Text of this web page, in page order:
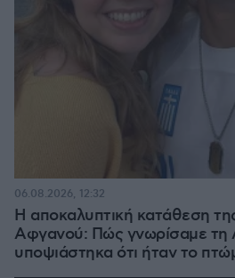
Η αποκαλυπτική κατάθεση
Αφγανού: Πώς γνωρίσαμε τη
υποψιάστηκα ότι ήταν το
06.08.2026, 12:32